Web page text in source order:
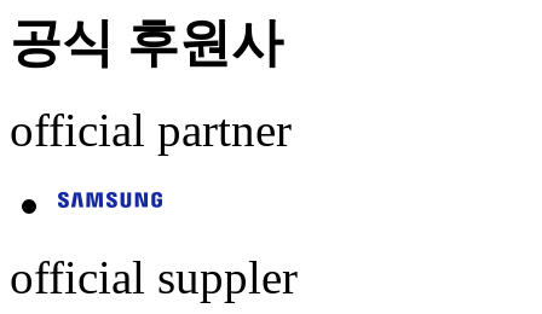
공식 후원사
official partner
official suppler